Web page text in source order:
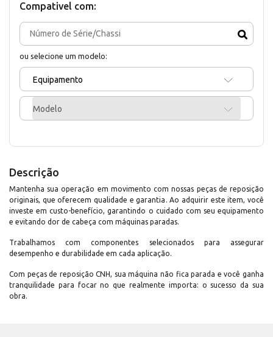
Compativel com:
ou selecione um modelo:
Equipamento
Modelo
Descrição
Mantenha sua operação em movimento com nossas peças de reposição
originais, que oferecem qualidade e garantia. Ao adquirir este item, você
investe em custo-benefício, garantindo o cuidado com seu equipamento
e evitando dor de cabeça com máquinas paradas.
Trabalhamos com componentes selecionados para assegurar
desempenho e durabilidade em cada aplicação.
Com peças de reposição CNH, sua máquina não fica parada e você ganha
tranquilidade para focar no que realmente importa: o sucesso da sua
obra.